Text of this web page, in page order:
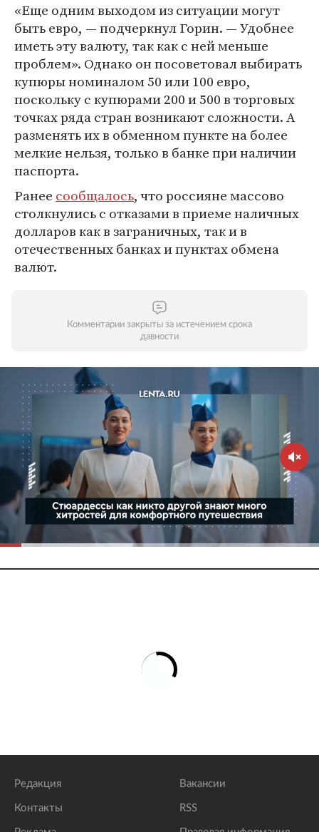
«Еще одним выходом из ситуации могут
быть евро, — подчеркнул Горин. — Удобнее
иметь эту валюту, так как с ней меньше
проблем». Однако он посоветовал выбирать
купюры номиналом 50 или 100 евро,
поскольку с купюрами 200 и 500 в торговых
точках ряда стран возникают сложности. А
разменять их в обменном пункте на более
мелкие нельзя, только в банке при наличии
паспорта.
Ранее сообщалось, что россияне массово
столкнулись с отказами в приеме наличных
долларов как в заграничных, так и в
отечественных банках и пунктах обмена
валют.
Комментарии закрыты за истечением срока
давности
Редакция
Контакты
Вакансии
RSS